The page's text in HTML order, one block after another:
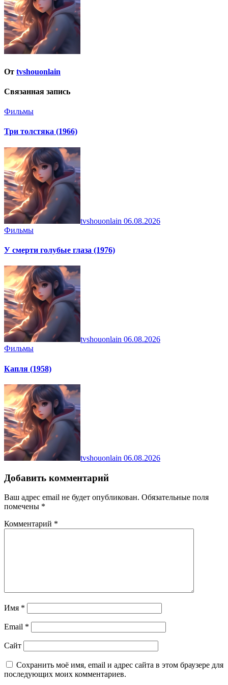
От tvshouonlain
Связанная запись
Фильмы
Три толстяка (1966)
tvshouonlain 06.08.2026
Фильмы
У смерти голубые глаза (1976)
tvshouonlain 06.08.2026
Фильмы
Капля (1958)
tvshouonlain 06.08.2026
Добавить комментарий
Ваш адрес email не будет опубликован. Обязательные поля
помечены *
Комментарий *
Имя *
Email *
Сайт
Сохранить моё имя, email и адрес сайта в этом браузере для
последующих моих комментариев.